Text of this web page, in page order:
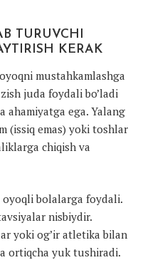
TURUVCHI
KERAK
mustahkamlashga
juda foydali bo’ladi
ega. Yalang
(issiq emas) yoki toshlar
chiqish va
oyoqli bolalarga foydali.
nisbiydir.
yoki og’ir atletika bilan
ortiqcha yuk tushiradi.